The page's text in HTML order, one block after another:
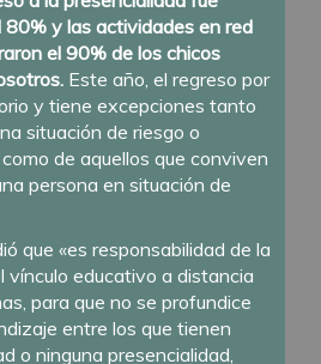
80% y las actividades en red
el 90% de los chicos
Este año, el regreso por
y tiene excepciones tanto
situación de riesgo o
de aquellos que conviven
persona en situación de
que «es responsabilidad de la
vínculo educativo a distancia
para que no se profundice
entre los que tienen
o ninguna presencialidad,